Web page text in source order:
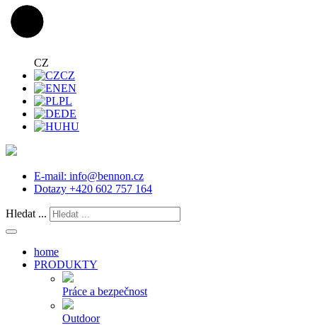
CZ
CZ
EN
PL
DE
HU
E-mail: info@bennon.cz
Dotazy +420 602 757 164
Hledat ...
home
PRODUKTY
Práce a bezpečnost
Outdoor